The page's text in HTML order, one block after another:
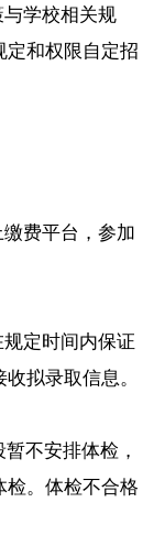
学校相关规
定和权限自定招
费平台，参加
定时间内保证
拟录取信息。
不安排体检，
检。体检不合格